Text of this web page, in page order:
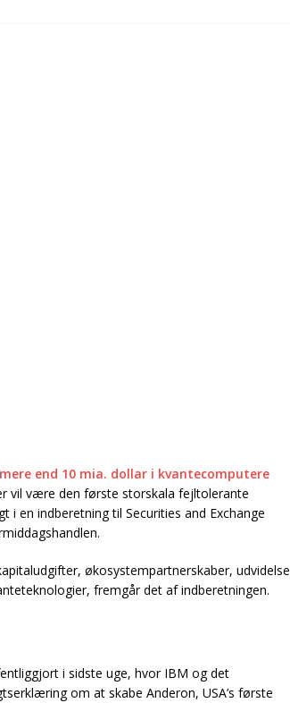
end 10 mia. dollar i kvantecomputere
vil være den første storskala fejltolerante
i en indberetning til Securities and Exchange
økosystempartnerskaber, udvidelse
fremgår det af indberetningen.
i sidste uge, hvor IBM og det
om at skabe Anderon, USA’s første